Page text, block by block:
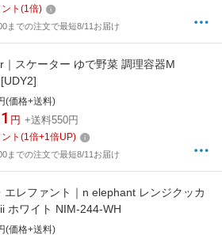
ト (1倍)
までの注文で最短8/11お届け
｜スケーター ゆで野菜 調理容器M
(価格+送料)
円 +送料550円
ト (1倍+1倍UP)
までの注文で最短8/11お届け
エレファント｜n elephant レンジクッカ
ホワイト NIM-244-WH
(価格+送料)